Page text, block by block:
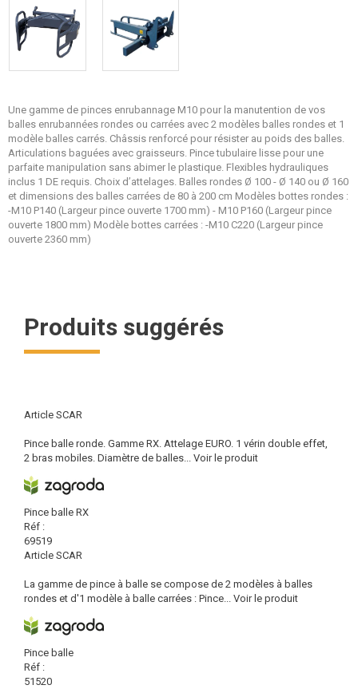
Une gamme de pinces enrubannage M10 pour la manutention de vos
balles enrubannées rondes ou carrées avec 2 modèles balles rondes et 1
modèle balles carrés. Châssis renforcé pour résister au poids des balles.
Articulations baguées avec graisseurs. Pince tubulaire lisse pour une
parfaite manipulation sans abimer le plastique. Flexibles hydrauliques
inclus 1 DE requis. Choix d’attelages. Balles rondes Ø 100 - Ø 140 ou Ø 160
et dimensions des balles carrées de 80 à 200 cm Modèles bottes rondes :
-M10 P140 (Largeur pince ouverte 1700 mm) - M10 P160 (Largeur pince
ouverte 1800 mm) Modèle bottes carrées : -M10 C220 (Largeur pince
ouverte 2360 mm)
Produits suggérés
Article SCAR
Pince balle ronde. Gamme RX. Attelage EURO. 1 vérin double effet,
2 bras mobiles. Diamètre de balles... Voir le produit
Pince balle RX
Réf :
69519
Article SCAR
La gamme de pince à balle se compose de 2 modèles à balles
rondes et d'1 modèle à balle carrées : Pince... Voir le produit
Pince balle
Réf :
51520